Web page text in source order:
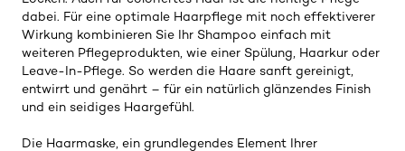
dabei. Für eine optimale Haarpflege mit noch effektiverer
Wirkung kombinieren Sie Ihr Shampoo einfach mit
weiteren Pflegeprodukten, wie einer Spülung, Haarkur oder
Leave-In-Pflege. So werden die Haare sanft gereinigt,
entwirrt und genährt – für ein natürlich glänzendes Finish
und ein seidiges Haargefühl.
Die Haarmaske, ein grundlegendes Element Ihrer